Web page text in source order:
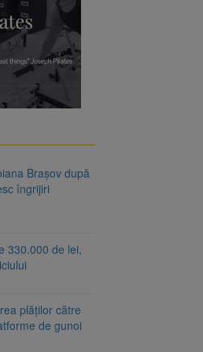
Brașov după
îngrijiri
330.000 de lei,
plăților către
de gunoi